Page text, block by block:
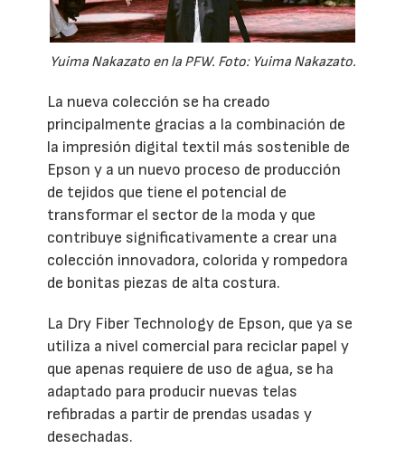
Yuima Nakazato en la PFW. Foto: Yuima Nakazato.
La nueva colección se ha creado
principalmente gracias a la combinación de
la impresión digital textil más sostenible de
Epson y a un nuevo proceso de producción
de tejidos que tiene el potencial de
transformar el sector de la moda y que
contribuye significativamente a crear una
colección innovadora, colorida y rompedora
de bonitas piezas de alta costura.
La Dry Fiber Technology de Epson, que ya se
utiliza a nivel comercial para reciclar papel y
que apenas requiere de uso de agua, se ha
adaptado para producir nuevas telas
refibradas a partir de prendas usadas y
desechadas.